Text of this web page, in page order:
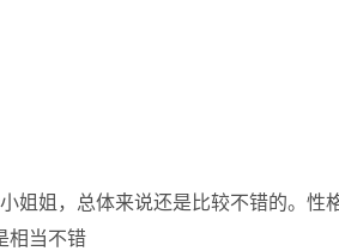
姐姐，总体来说还是比较不错的。性
相当不错